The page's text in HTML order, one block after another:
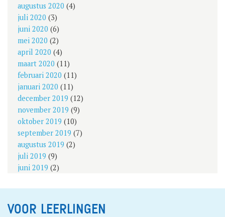
augustus 2020 (4)
juli 2020 (3)
juni 2020 (6)
mei 2020 (2)
april 2020 (4)
maart 2020 (11)
februari 2020 (11)
januari 2020 (11)
december 2019 (12)
november 2019 (9)
oktober 2019 (10)
september 2019 (7)
augustus 2019 (2)
juli 2019 (9)
juni 2019 (2)
VOOR LEERLINGEN